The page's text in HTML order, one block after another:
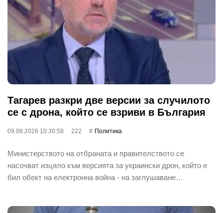
Тагарев разкри две версии за случилото
се с дрона, който се взриви в България
09.08.2026 10:30:58 222 Политика
Министерството на отбраната и правителството се
насочват изцяло към версията за украински дрон, който е
бил обект на електронна война - на заглушаване…